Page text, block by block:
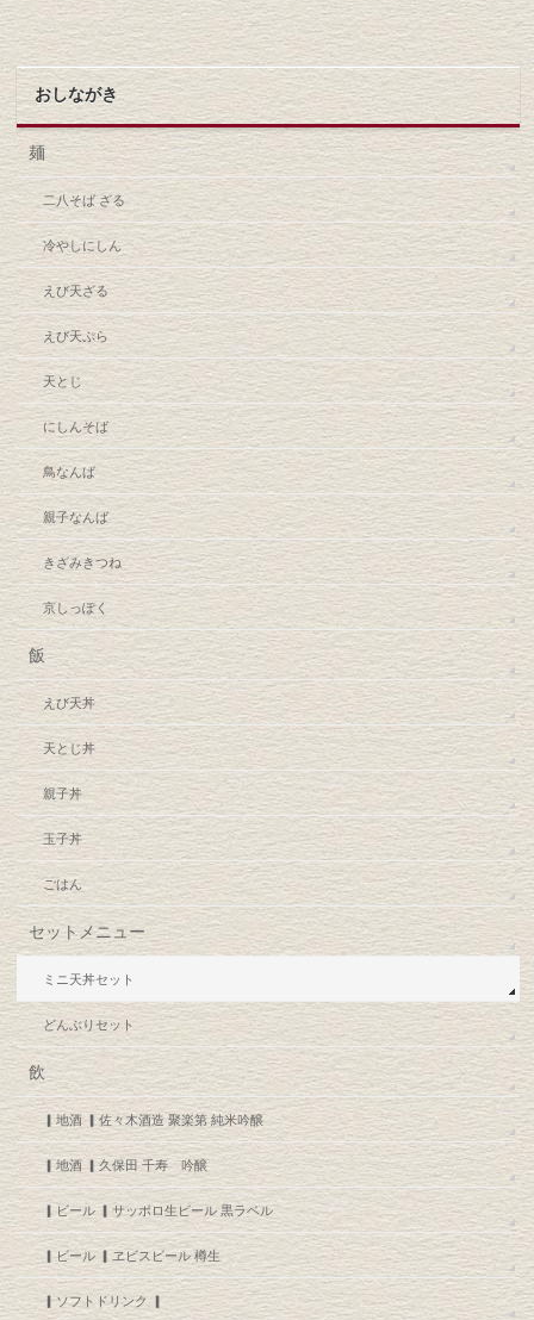
おしながき
麺
二八そば ざる
冷やしにしん
えび天ざる
えび天ぷら
天とじ
にしんそば
鳥なんば
親子なんば
きざみきつね
京しっぽく
飯
えび天丼
天とじ丼
親子丼
玉子丼
ごはん
セットメニュー
ミニ天丼セット
どんぶりセット
飲
▎地酒 ▎佐々木酒造 聚楽第 純米吟醸
▎地酒 ▎久保田 千寿 吟醸
▎ビール ▎サッポロ生ビール 黒ラベル
▎ビール ▎ヱビスビール 樽生
▎ソフトドリンク ▎